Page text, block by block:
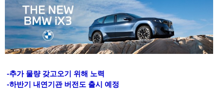
-추가 물량 갖고오기 위해 노력
-하반기 내연기관 버전도 출시 예정